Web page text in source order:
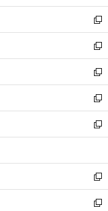
開
く
ウ
で
開
く
ン
ド
ウ
で
開
く
ウ
ィ
ン
ド
ウ
で
開
く
新
し
い
ウ
ィ
ン
ド
ウ
で
開
新
し
い
ウ
ィ
ン
ド
ウ
開
く
新
し
い
ウ
ィ
ン
ウ
で
開
く
新
し
い
ウ
ン
ド
ウ
で
新
し
ウ
ィ
ン
ド
新
し
い
新